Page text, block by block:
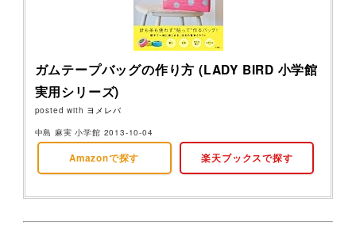
ガムテープバッグの作り方 (LADY BIRD 小学館
実用シリーズ)
posted with ヨメレバ
中島 麻実 小学館 2013-10-04
Amazonで探す 楽天ブックスで探す